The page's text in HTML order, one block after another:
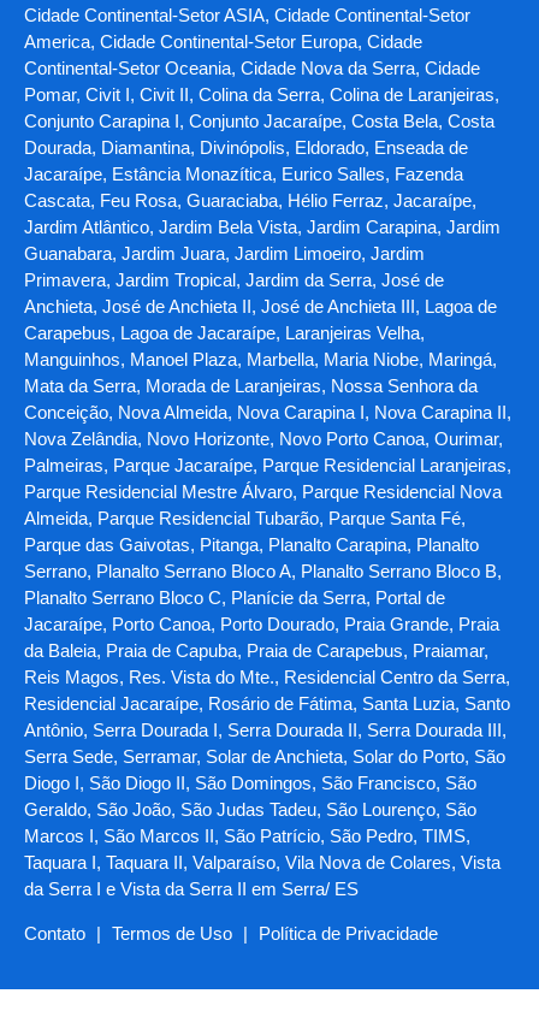
Cidade Continental-Setor ASIA, Cidade Continental-Setor
America, Cidade Continental-Setor Europa, Cidade
Continental-Setor Oceania, Cidade Nova da Serra, Cidade
Pomar, Civit I, Civit II, Colina da Serra, Colina de Laranjeiras,
Conjunto Carapina I, Conjunto Jacaraípe, Costa Bela, Costa
Dourada, Diamantina, Divinópolis, Eldorado, Enseada de
Jacaraípe, Estância Monazítica, Eurico Salles, Fazenda
Cascata, Feu Rosa, Guaraciaba, Hélio Ferraz, Jacaraípe,
Jardim Atlântico, Jardim Bela Vista, Jardim Carapina, Jardim
Guanabara, Jardim Juara, Jardim Limoeiro, Jardim
Primavera, Jardim Tropical, Jardim da Serra, José de
Anchieta, José de Anchieta II, José de Anchieta III, Lagoa de
Carapebus, Lagoa de Jacaraípe, Laranjeiras Velha,
Manguinhos, Manoel Plaza, Marbella, Maria Niobe, Maringá,
Mata da Serra, Morada de Laranjeiras, Nossa Senhora da
Conceição, Nova Almeida, Nova Carapina I, Nova Carapina II,
Nova Zelândia, Novo Horizonte, Novo Porto Canoa, Ourimar,
Palmeiras, Parque Jacaraípe, Parque Residencial Laranjeiras,
Parque Residencial Mestre Álvaro, Parque Residencial Nova
Almeida, Parque Residencial Tubarão, Parque Santa Fé,
Parque das Gaivotas, Pitanga, Planalto Carapina, Planalto
Serrano, Planalto Serrano Bloco A, Planalto Serrano Bloco B,
Planalto Serrano Bloco C, Planície da Serra, Portal de
Jacaraípe, Porto Canoa, Porto Dourado, Praia Grande, Praia
da Baleia, Praia de Capuba, Praia de Carapebus, Praiamar,
Reis Magos, Res. Vista do Mte., Residencial Centro da Serra,
Residencial Jacaraípe, Rosário de Fátima, Santa Luzia, Santo
Antônio, Serra Dourada I, Serra Dourada II, Serra Dourada III,
Serra Sede, Serramar, Solar de Anchieta, Solar do Porto, São
Diogo I, São Diogo II, São Domingos, São Francisco, São
Geraldo, São João, São Judas Tadeu, São Lourenço, São
Marcos I, São Marcos II, São Patrício, São Pedro, TIMS,
Taquara I, Taquara II, Valparaíso, Vila Nova de Colares, Vista
da Serra I e Vista da Serra II em Serra/ ES
Contato | Termos de Uso | Política de Privacidade